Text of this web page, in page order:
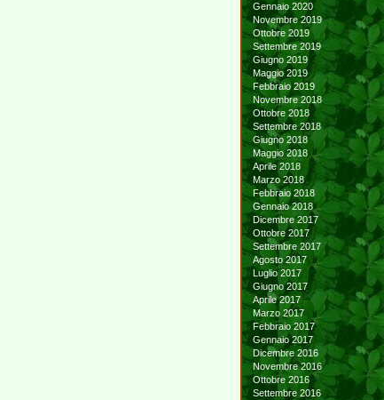
Gennaio 2020
Novembre 2019
Ottobre 2019
Settembre 2019
Giugno 2019
Maggio 2019
Febbraio 2019
Novembre 2018
Ottobre 2018
Settembre 2018
Giugno 2018
Maggio 2018
Aprile 2018
Marzo 2018
Febbraio 2018
Gennaio 2018
Dicembre 2017
Ottobre 2017
Settembre 2017
Agosto 2017
Luglio 2017
Giugno 2017
Aprile 2017
Marzo 2017
Febbraio 2017
Gennaio 2017
Dicembre 2016
Novembre 2016
Ottobre 2016
Settembre 2016